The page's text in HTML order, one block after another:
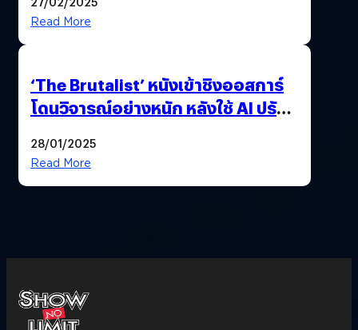
Read More
‘The Brutalist’ หนังเข้าชิงออสการ์
โดนวิจารณ์อย่างหนัก หลังใช้ AI ปรับ
28/01/2025
Read More